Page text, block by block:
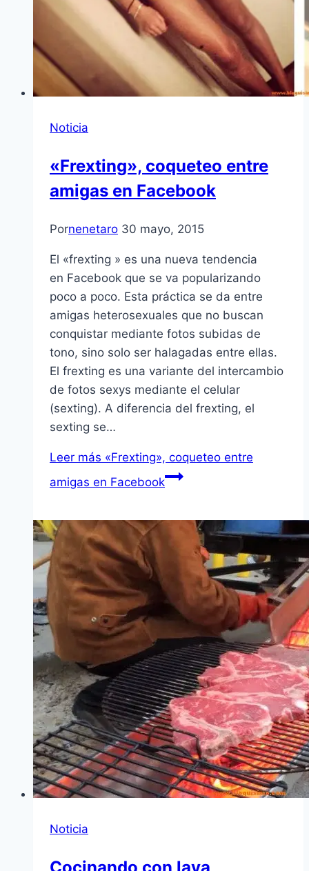
Noticia
«Frexting», coqueteo entre
amigas en Facebook
Pornenetaro 30 mayo, 2015
El «frexting » es una nueva tendencia
en Facebook que se va popularizando
poco a poco. Esta práctica se da entre
amigas heterosexuales que no buscan
conquistar mediante fotos subidas de
tono, sino solo ser halagadas entre ellas.
El frexting es una variante del intercambio
de fotos sexys mediante el celular
(sexting). A diferencia del frexting, el
sexting se…
Leer más «Frexting», coqueteo entre
amigas en Facebook
Noticia